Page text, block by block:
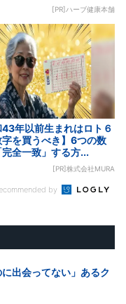
[PR]ハーブ健康本舗
43年以前生まれはロト６
字を買うべき】6つの数
全一致」する方...
[PR]株式会社MURA
by
に出会ってない」あるク